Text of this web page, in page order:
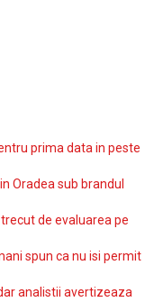
prima data in peste
Oradea sub brandul
de evaluarea pe
spun ca nu isi permit
analistii avertizeaza